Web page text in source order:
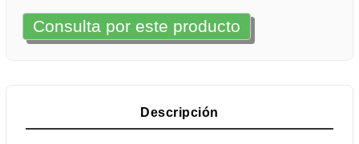
Consulta por este producto
Descripción